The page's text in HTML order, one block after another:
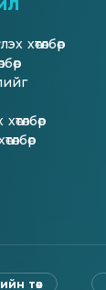
хөтөлбөр
төв